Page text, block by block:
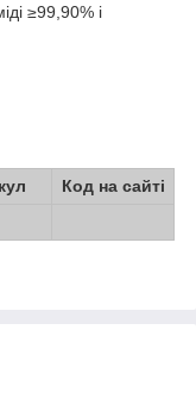
≥99,90% і
Код на сайті